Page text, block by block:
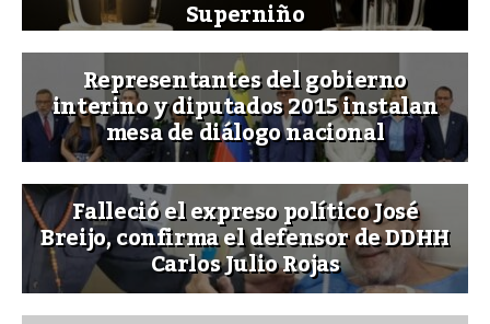
Superniño
Representantes del gobierno
interino y diputados 2015 instalan
mesa de diálogo nacional
Falleció el expreso político José
Breijo, confirma el defensor de DDHH
Carlos Julio Rojas